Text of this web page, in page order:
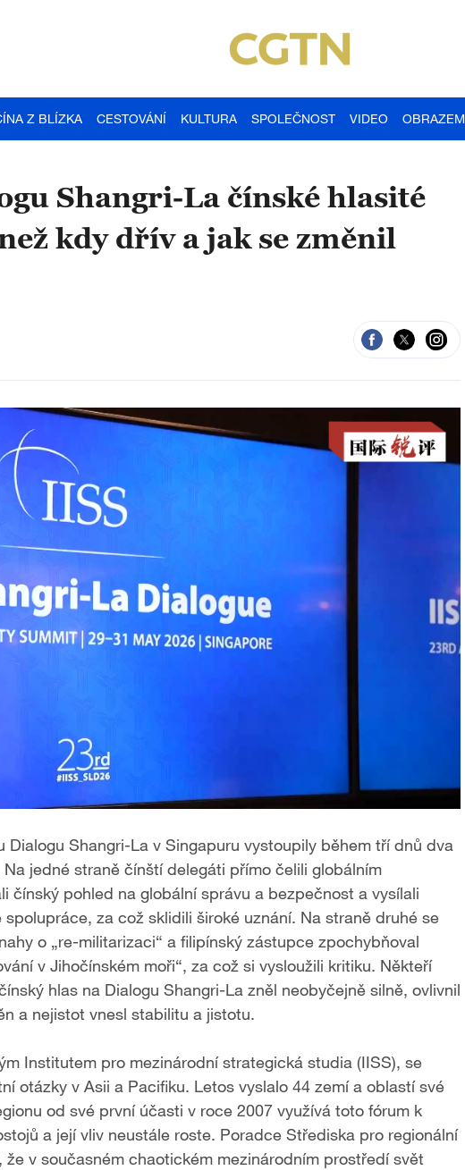
Z BLÍZKA CESTOVÁNÍ KULTURA SPOLEČNOST VIDEO OBRAZEM
Shangri-La čínské hlasité
kdy dřív a jak se změnil
Dialogu Shangri-La v Singapuru vystoupily během tří dnů dva
jedné straně čínští delegáti přímo čelili globálním
čínský pohled na globální správu a bezpečnost a vysílali
za což sklidili široké uznání. Na straně druhé se
o „re-militarizaci“ a filipínský zástupce zpochybňoval
v Jihočínském moři“, za což si vysloužili kritiku. Někteří
hlas na Dialogu Shangri-La zněl neobyčejně silně, ovlivnil
a nejistot vnesl stabilitu a jistotu.
Institutem pro mezinárodní strategická studia (IISS), se
otázky v Asii a Pacifiku. Letos vyslalo 44 zemí a oblastí své
od své první účasti v roce 2007 využívá toto fórum k
a její vliv neustále roste. Poradce Střediska pro regionální
v současném chaotickém mezinárodním prostředí svět